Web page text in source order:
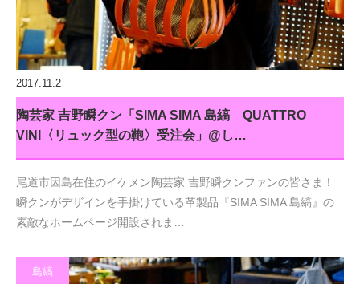
2017.11.2
陶芸家 吉野瞬クン「SIMA SIMA 島縞 QUATTRO
VINI〈リュック型の鞄〉受注会」@し…
尾道市因島在住のイケメン陶芸家 吉野瞬クンファンの皆さま！
瞬クンがデザインを手掛けている革製品『SIMA SIMA 島縞』の
素敵なホームページ開設されま…
島縞